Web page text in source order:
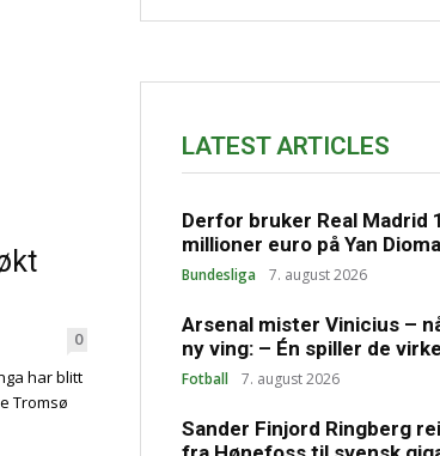
0
har blitt
Tromsø
LATEST ARTICLES
Derfor bruker Real Madrid
millioner euro på Yan
Bundesliga 7. august 2026
Arsenal mister Vinicius –
ny ving: – Én spiller de
Fotball 7. august 2026
Sander Finjord Ringberg